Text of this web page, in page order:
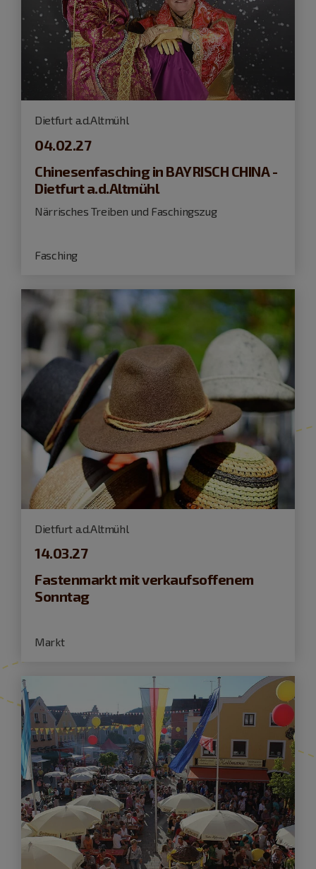
Dietfurt a.d.Altmühl
04.02.27
Chinesenfasching in BAYRISCH CHINA -
Dietfurt a.d.Altmühl
Närrisches Treiben und Faschingszug
Fasching
Dietfurt a.d.Altmühl
14.03.27
Fastenmarkt mit verkaufsoffenem
Sonntag
Markt